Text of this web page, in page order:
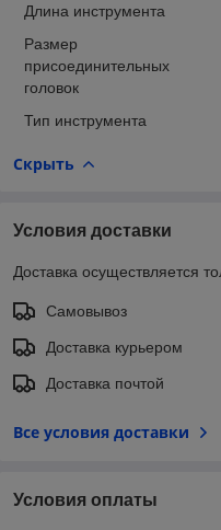
Длина инструмента
Размер
присоединительных
головок
Тип инструмента
Скрыть
Условия доставки
Доставка осуществляется
Самовывоз
Доставка курьером
Доставка почтой
Все условия доставки
Условия оплаты